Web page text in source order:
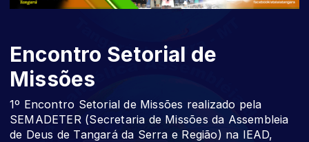
Encontro Setorial de
Missões
1º Encontro Setorial de Missões realizado pela
SEMADETER (Secretaria de Missões da Assembleia
de Deus de Tangará da Serra e Região) na IEAD,